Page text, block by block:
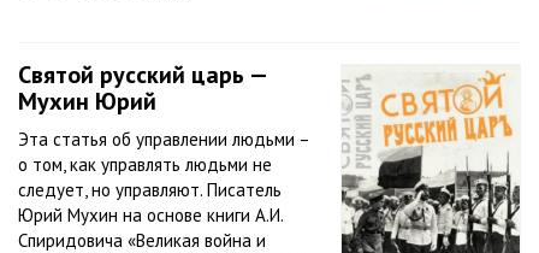
Святой русский царь —
Мухин Юрий
Эта статья об управлении людьми –
о том, как управлять людьми не
следует, но управляют. Писатель
Юрий Мухин на основе книги А.И.
Спиридовича «Великая война и